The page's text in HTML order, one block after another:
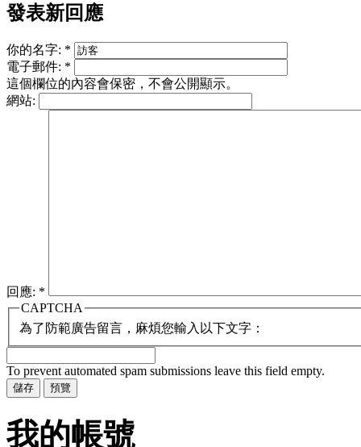
發表新回應
你的名字: *
電子郵件: *
這個欄位的內容會保密，不會公開顯示。
網站:
回應: *
CAPTCHA
為了防範廣告留言，麻煩您輸入以下文字：
To prevent automated spam submissions leave this field empty.
我的帳號